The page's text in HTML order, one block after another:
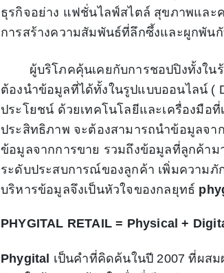
ธุรกิจอย่าง แฟชั่นไลฟ์สไตล์ สุขภาพและ
การสร้างความสัมพันธ์ที่ลึกซึ้งและผูกพัน
ผู้บริโภคคุ้นเคยกับการชอปปิงทั้งในร้
ต้องนำข้อมูลที่ได้ทั้งในรูปแบบออนไลน์ (
ประโยชน์ ด้วยเทคโนโลยีและเครื่องมือ
ประสิทธิภาพ จะต้องสามารถนำข้อมูลจ
ข้อมูลจากการขาย รวมถึงข้อมูลที่ลูกค้า
ระดับประสบการณ์ของลูกค้า เพิ่มความ
บริหารข้อมูลจึงเป็นหัวใจของกลยุทธ์
PHYGITAL RETAIL = Physical +
Phygital เป็นคำที่คิดค้นในปี 2007 ที่ผสม